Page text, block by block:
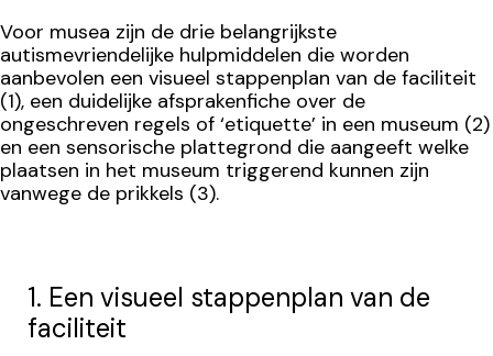
Voor musea zijn de drie belangrijkste
autismevriendelijke hulpmiddelen die worden
aanbevolen een visueel stappenplan van de faciliteit
(1), een duidelijke afsprakenfiche over de
ongeschreven regels of ‘etiquette’ in een museum (2)
en een sensorische plattegrond die aangeeft welke
plaatsen in het museum triggerend kunnen zijn
vanwege de prikkels (3).
1. Een visueel stappenplan van de
faciliteit